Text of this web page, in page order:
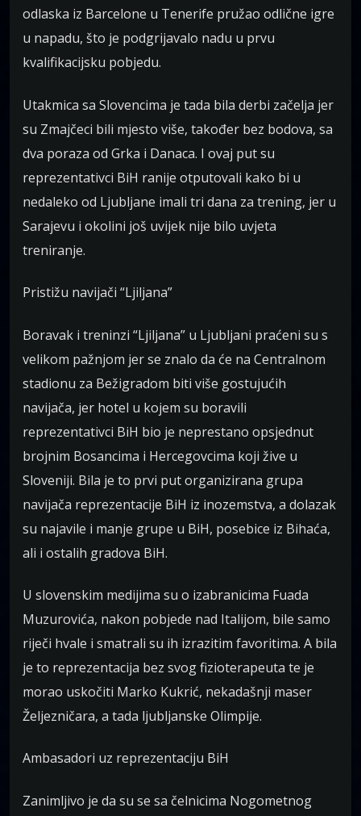
odlaska iz Barcelone u Tenerife pružao odlične igre
u napadu, što je podgrijavalo nadu u prvu
kvalifikacijsku pobjedu.
Utakmica sa Slovencima je tada bila derbi začelja jer
su Zmajčeci bili mjesto više, također bez bodova, sa
dva poraza od Grka i Danaca. I ovaj put su
reprezentativci BiH ranije otputovali kako bi u
nedaleko od Ljubljane imali tri dana za trening, jer u
Sarajevu i okolini još uvijek nije bilo uvjeta
treniranje.
Pristižu navijači “Ljiljana”
Boravak i treninzi “Ljiljana” u Ljubljani praćeni su s
velikom pažnjom jer se znalo da će na Centralnom
stadionu za Bežigradom biti više gostujućih
navijača, jer hotel u kojem su boravili
reprezentativci BiH bio je neprestano opsjednut
brojnim Bosancima i Hercegovcima koji žive u
Sloveniji. Bila je to prvi put organizirana grupa
navijača reprezentacije BiH iz inozemstva, a dolazak
su najavile i manje grupe u BiH, posebice iz Bihaća,
ali i ostalih gradova BiH.
U slovenskim medijima su o izabranicima Fuada
Muzurovića, nakon pobjede nad Italijom, bile samo
riječi hvale i smatrali su ih izrazitim favoritima. A bila
je to reprezentacija bez svog fizioterapeuta te je
morao uskočiti Marko Kukrić, nekadašnji maser
Željezničara, a tada ljubljanske Olimpije.
Ambasadori uz reprezentaciju BiH
Zanimljivo je da su se sa čelnicima Nogometnog